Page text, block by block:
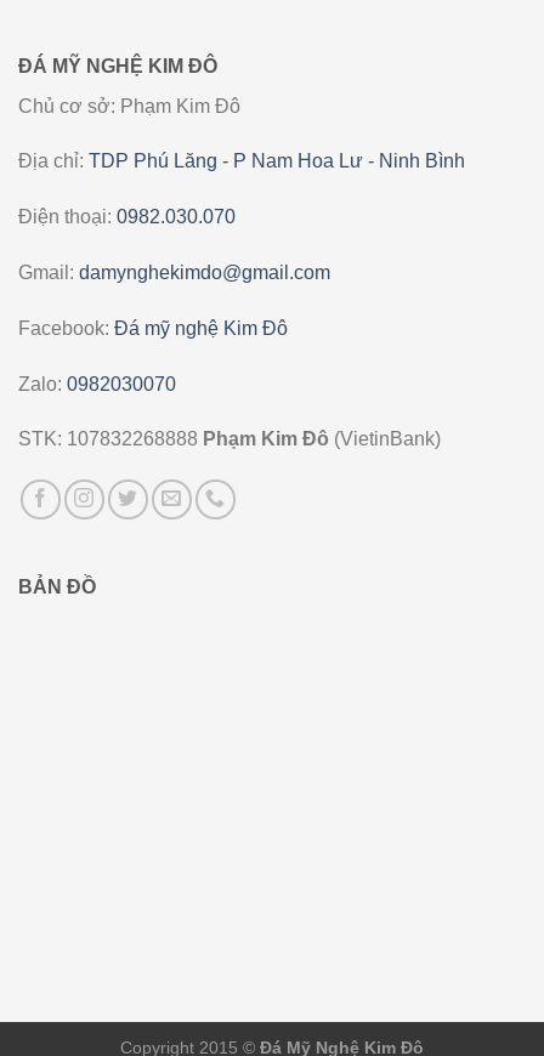
ĐÁ MỸ NGHỆ KIM ĐÔ
Chủ cơ sở: Phạm Kim Đô
Địa chỉ: TDP Phú Lăng - P Nam Hoa Lư - Ninh Bình
Điện thoại: 0982.030.070
Gmail: damynghekimdo@gmail.com
Facebook: Đá mỹ nghệ Kim Đô
Zalo: 0982030070
STK: 107832268888 Phạm Kim Đô (VietinBank)
BẢN ĐỒ
Copyright 2015 © Đá Mỹ Nghệ Kim Đô